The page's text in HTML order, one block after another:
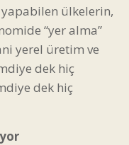
ülkelerin,
“yer alma”
yerel üretim ve
dek hiç
dek hiç